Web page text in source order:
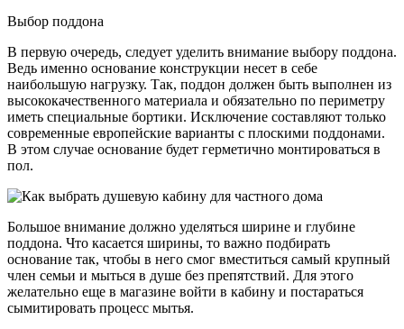
Выбор поддона
В первую очередь, следует уделить внимание выбору поддона.
Ведь именно основание конструкции несет в себе
наибольшую нагрузку. Так, поддон должен быть выполнен из
высококачественного материала и обязательно по периметру
иметь специальные бортики. Исключение составляют только
современные европейские варианты с плоскими поддонами.
В этом случае основание будет герметично монтироваться в
пол.
Большое внимание должно уделяться ширине и глубине
поддона. Что касается ширины, то важно подбирать
основание так, чтобы в него смог вместиться самый крупный
член семьи и мыться в душе без препятствий. Для этого
желательно еще в магазине войти в кабину и постараться
сымитировать процесс мытья.